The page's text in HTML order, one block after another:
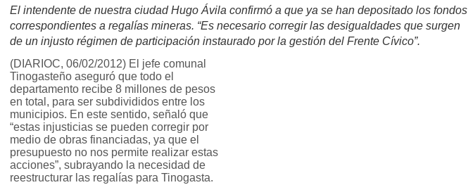
El intendente de nuestra ciudad Hugo Ávila confirmó a que ya se han depositado los fondos
correspondientes a regalías mineras. “Es necesario corregir las desigualdades que surgen
de un injusto régimen de participación instaurado por la gestión del Frente Cívico”.
(DIARIOC, 06/02/2012) El jefe comunal
Tinogasteño aseguró que todo el
departamento recibe 8 millones de pesos
en total, para ser subdivididos entre los
municipios. En este sentido, señaló que
“estas injusticias se pueden corregir por
medio de obras financiadas, ya que el
presupuesto no nos permite realizar estas
acciones”, subrayando la necesidad de
reestructurar las regalías para Tinogasta.